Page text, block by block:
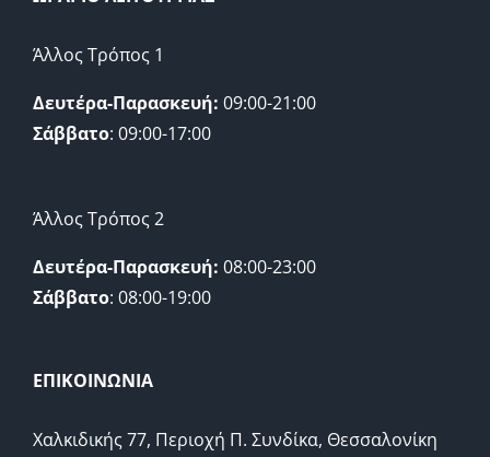
Άλλος Τρόπος 1
Δευτέρα-Παρασκευή: 09:00-21:00
Σάββατο: 09:00-17:00
Άλλος Τρόπος 2
Δευτέρα-Παρασκευή: 08:00-23:00
Σάββατο: 08:00-19:00
ΕΠΙΚΟΙΝΩΝΙΑ
Χαλκιδικής 77, Περιοχή Π. Συνδίκα, Θεσσαλονίκη